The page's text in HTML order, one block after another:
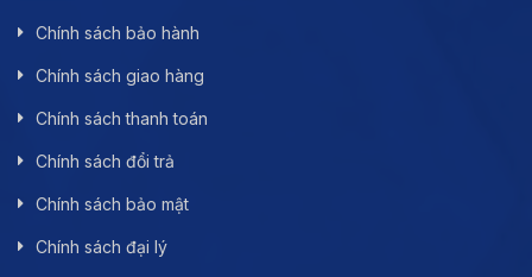
Chính sách bảo hành
Chính sách giao hàng
Chính sách thanh toán
Chính sách đổi trả
Chính sách bảo mật
Chính sách đại lý